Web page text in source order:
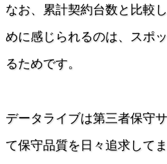
Hitachi
サービス
第三者保守
データライブの保守品質
国内最大の保守パーツ備蓄量
なお、累計契約台数と比較
めに感じられるのは、スポ
るためです。
データライブは第三者保守
て保守品質を日々追求してま